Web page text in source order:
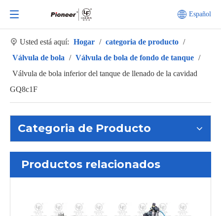
Español
Usted está aquí: Hogar / categoria de producto /
Válvula de bola / Válvula de bola de fondo de tanque /
Válvula de bola inferior del tanque de llenado de la cavidad
GQ8c1F
Categoria de Producto
Productos relacionados